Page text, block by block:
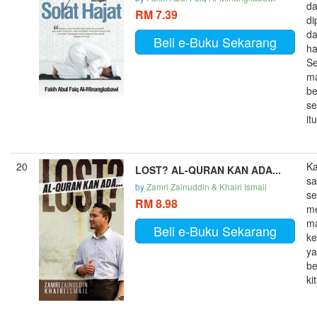
RM 7.39
Beli e-Buku Sekarang
20 LOST? AL-QURAN KAN ADA...
byZamri Zainuddin & Khairi Ismail
RM 8.98
Beli e-Buku Sekarang